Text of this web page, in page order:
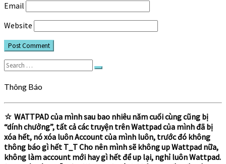
Email
Website
Search
for:
Search
Thông Báo
☆ WATTPAD của mình sau bao nhiêu năm cuối cùng cũng bị
“dính chưởng”, tất cả các truyện trên Wattpad của mình đã bị
xóa hết, nó xóa luôn Account của mình luôn, trước đó không
thông báo gì hết T_T Cho nên mình sẽ không up Wattpad nữa,
không làm account mới hay gì hết để up lại, nghỉ luôn Wattpad.